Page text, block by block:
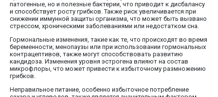
патогенные, но и полезные бактерии, что приводит к дисбалансу
и способствует росту грибков. Также риск увеличивается при
снижении иммунной защиты организма, что может быть вызвано
стрессом, хроническими заболеваниями или недостатком сна.
Гормональные изменения, такие как те, что происходят во время
беременности, менопаузы или при использовании гормональных
контрацептивов, также могут способствовать развитию
кандидоза. Изменения уровня эстрогена влияют на состав
микрофлоры, что может привести к избыточному размножению
грибков.
Неправильное питание, особенно избыточное потребление